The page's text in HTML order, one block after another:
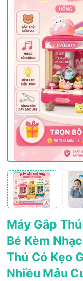
Máy Gắp
Bé Kèm
Thú Có Kẹo
Nhiều Mẫu